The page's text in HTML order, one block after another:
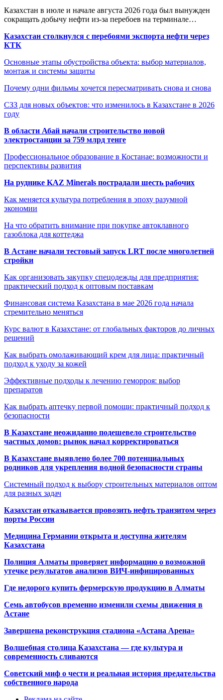
Казахстан в июле и начале августа 2026 года был вынужден
сокращать добычу нефти из-за перебоев на терминале…
Казахстан столкнулся с перебоями экспорта нефти через
КТК
Основные этапы обустройства объекта: выбор материалов,
монтаж и системы защиты
Почему одни фильмы хочется пересматривать снова и снова
СЗЗ для новых объектов: что изменилось в Казахстане в 2026
году
В области Абай начали строительство новой
электростанции за 759 млрд тенге
Профессиональное образование в Костанае: возможности и
перспективы развития
На руднике KAZ Minerals пострадали шесть рабочих
Как меняется культура потребления в эпоху разумной
экономии
На что обратить внимание при покупке автоклавного
газоблока для коттеджа
В Астане начали тестовый запуск LRT после многолетней
стройки
Как организовать закупку спецодежды для предприятия:
практический подход к оптовым поставкам
Финансовая система Казахстана в мае 2026 года начала
стремительно меняться
Курс валют в Казахстане: от глобальных факторов до личных
решений
Как выбрать омолаживающий крем для лица: практичный
подход к уходу за кожей
Эффективные подходы к лечению геморроя: выбор
препаратов
Как выбрать аптечку первой помощи: практичный подход к
безопасности
В Казахстане неожиданно подешевело строительство
частных домов: рынок начал корректироваться
В Казахстане выявлено более 700 потенциальных
родников для укрепления водной безопасности страны
Системный подход к выбору строительных материалов оптом
для разных задач
Казахстан отказывается провозить нефть транзитом через
порты России
Медицина Германии открыта и доступна жителям
Казахстана
Полиция Алматы проверяет информацию о возможной
утечке результатов анализов ВИЧ-инфицированных
Где недорого купить фермерскую продукцию в Алматы
Семь автобусов временно изменили схемы движения в
Астане
Завершена реконструкция стадиона «Астана Арена»
Волшебная столица Казахстана — где культура и
современность сливаются
Советский миф о чести и реальная история предательства
собственного народа